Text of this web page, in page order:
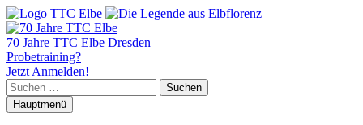
70 Jahre TTC Elbe Dresden
Probetraining?
Jetzt Anmelden!
Suchen
nach:
Hauptmenü